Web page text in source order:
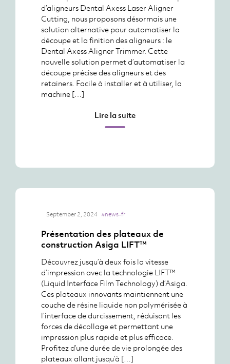
d’aligneurs Dental Axess Laser Aligner
Cutting, nous proposons désormais une
solution alternative pour automatiser la
découpe et la finition des aligneurs : le
Dental Axess Aligner Trimmer. Cette
nouvelle solution permet d’automatiser la
découpe précise des aligneurs et des
retainers. Facile à installer et à utiliser, la
machine […]
Lire la suite
September 2, 2024 #news-fr
Présentation des plateaux de
construction Asiga LIFT™
Découvrez jusqu’à deux fois la vitesse
d’impression avec la technologie LIFT™
(Liquid Interface Film Technology) d’Asiga.
Ces plateaux innovants maintiennent une
couche de résine liquide non polymérisée à
l’interface de durcissement, réduisant les
forces de décollage et permettant une
impression plus rapide et plus efficace.
Profitez d’une durée de vie prolongée des
plateaux allant jusqu’à […]